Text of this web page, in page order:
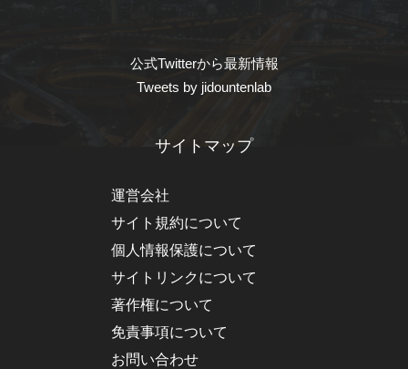
公式Twitterから最新情報
Tweets by jidountenlab
サイトマップ
運営会社
サイト規約について
個人情報保護について
サイトリンクについて
著作権について
免責事項について
お問い合わせ